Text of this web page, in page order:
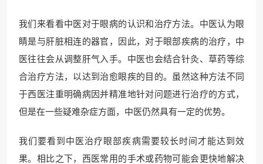
我们来看看中医对于眼病的认识和治疗方法。中医认为眼
睛是与肝脏相连的器官，因此，对于眼部疾病的治疗，中
医往往会从调整肝气入手。中医也会结合针灸、草药等综
合治疗方法，以达到治愈眼疾的目的。虽然这种方法不同
于西医注重明确病因并精准地针对问题进行治疗的方式，
但是在一些疑难杂症方面，中医仍然具有一定的优势。
我们要看到中医治疗眼部疾病需要较长时间才能达到效
果。相比之下，西医常用的手术或药物可能会更快地解决